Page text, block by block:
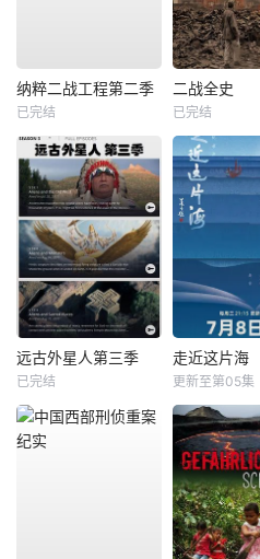
纳粹二战工程第二季
已完结
二战全史
已完结
远古外星人第三季
已完结
走近这片海
更新至第05集